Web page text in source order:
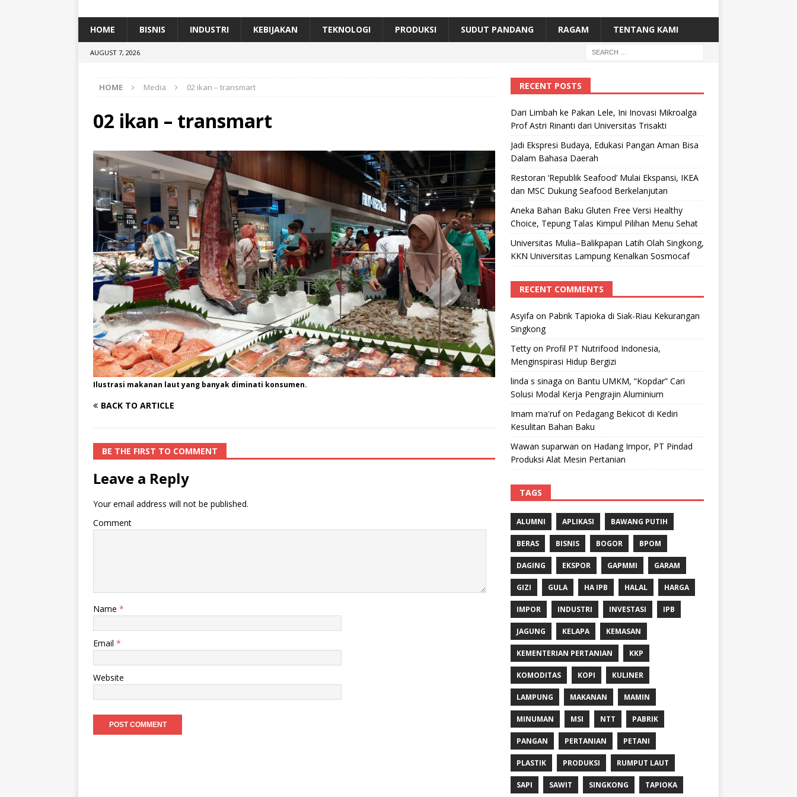
[ July 11, 2026 ] Dari Limbah ke Pakan Lele, Ini Inovasi Mikroalga Prof Astri Rinanti dari Universitas Trisakti
HOME BISNIS INDUSTRI KEBIJAKAN TEKNOLOGI PRODUKSI SUDUT PANDANG RAGAM TENTANG KAMI
AUGUST 7, 2026
HOME Media 02 ikan – transmart
02 ikan – transmart
Ilustrasi makanan laut yang banyak diminati konsumen.
BACK TO ARTICLE
BE THE FIRST TO COMMENT
Leave a Reply
Your email address will not be published.
Comment
Name *
Email *
Website
RECENT POSTS
Dari Limbah ke Pakan Lele, Ini Inovasi Mikroalga
Prof Astri Rinanti dari Universitas Trisakti
Jadi Ekspresi Budaya, Edukasi Pangan Aman Bisa
Dalam Bahasa Daerah
Restoran ‘Republik Seafood’ Mulai Ekspansi, IKEA
dan MSC Dukung Seafood Berkelanjutan
Aneka Bahan Baku Gluten Free Versi Healthy
Choice, Tepung Talas Kimpul Pilihan Menu Sehat
Universitas Mulia–Balikpapan Latih Olah Singkong,
KKN Universitas Lampung Kenalkan Sosmocaf
RECENT COMMENTS
Asyifa on Pabrik Tapioka di Siak-Riau Kekurangan
Singkong
Tettyon Profil PT Nutrifood Indonesia,
Menginspirasi Hidup Bergizi
linda s sinaga on Bantu UMKM, “Kopdar” Cari
Solusi Modal Kerja Pengrajin Aluminium
Imam ma'rufon Pedagang Bekicot di Kediri
Kesulitan Bahan Baku
Wawan suparwan on Hadang Impor, PT Pindad
Produksi Alat Mesin Pertanian
TAGS
ALUMNI APLIKASI BAWANG PUTIH
BERAS BISNIS BOGOR BPOM
DAGING EKSPOR GAPMMI GARAM
GIZI GULA HA IPB HALAL HARGA
IMPOR INDUSTRI INVESTASI IPB
JAGUNG KELAPA KEMASAN
KEMENTERIAN PERTANIAN KKP
KOMODITAS KOPI KULINER
LAMPUNG MAKANAN MAMIN
MINUMAN MSI NTT PABRIK
PANGAN PERTANIAN PETANI
PLASTIK PRODUKSI RUMPUT LAUT
SAPI SAWIT SINGKONG TAPIOKA